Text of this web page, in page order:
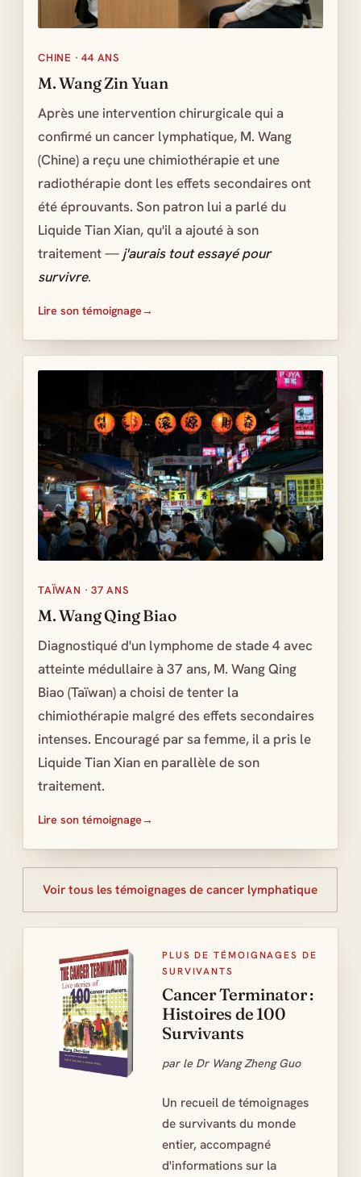
CHINE · 44 ANS
M. Wang Zin Yuan
Après une intervention chirurgicale qui a
confirmé un cancer lymphatique, M. Wang
(Chine) a reçu une chimiothérapie et une
radiothérapie dont les effets secondaires ont
été éprouvants. Son patron lui a parlé du
Liquide Tian Xian, qu'il a ajouté à son
traitement — j'aurais tout essayé pour
survivre.
Lire son témoignage
TAÏWAN · 37 ANS
M. Wang Qing Biao
Diagnostiqué d'un lymphome de stade 4 avec
atteinte médullaire à 37 ans, M. Wang Qing
Biao (Taïwan) a choisi de tenter la
chimiothérapie malgré des effets secondaires
intenses. Encouragé par sa femme, il a pris le
Liquide Tian Xian en parallèle de son
traitement.
Lire son témoignage
Voir tous les témoignages de cancer lymphatique
PLUS DE TÉMOIGNAGES DE
SURVIVANTS
Cancer Terminator :
Histoires de 100
Survivants
par le Dr Wang Zheng Guo
Un recueil de témoignages
de survivants du monde
entier, accompagné
d'informations sur la